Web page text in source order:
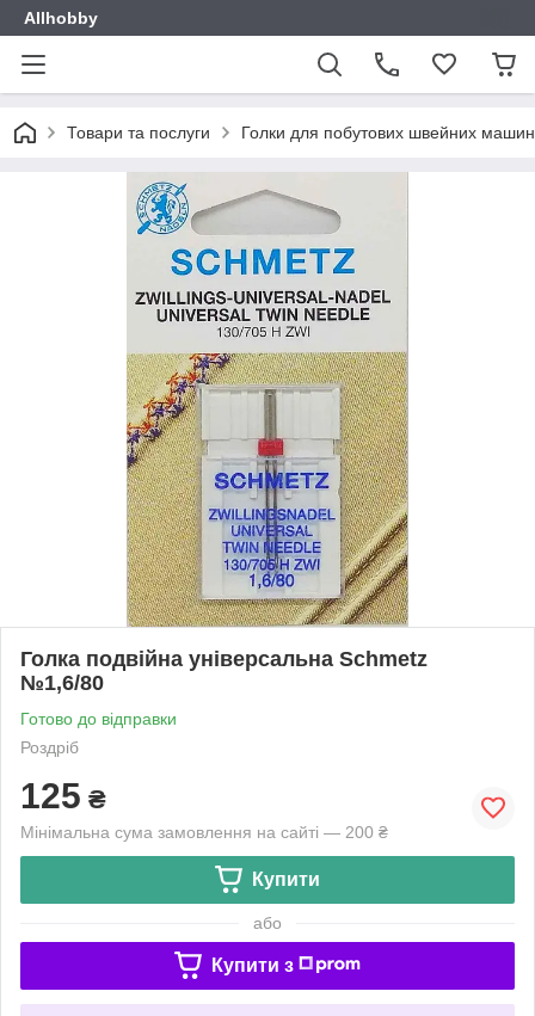
Allhobby
Товари та послуги Голки для побутових швейних машин
Голка подвійна універсальна Schmetz
№1,6/80
Готово до відправки
Роздріб
125 ₴
Мінімальна сума замовлення на сайті — 200 ₴
Купити
або
Купити з